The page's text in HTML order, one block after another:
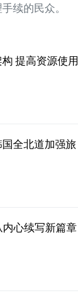
续的民众。
提高资源使用
全北道加强旅
心续写新篇章